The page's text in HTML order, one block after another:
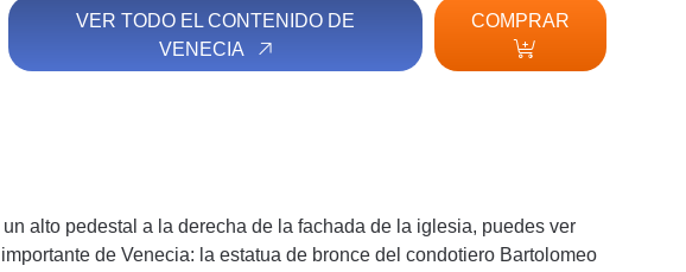
VER TODO EL CONTENIDO DE
VENECIA
COMPRAR
alto pedestal a la derecha de la fachada de la iglesia, puedes ver
de Venecia: la estatua de bronce del condotiero Bartolomeo